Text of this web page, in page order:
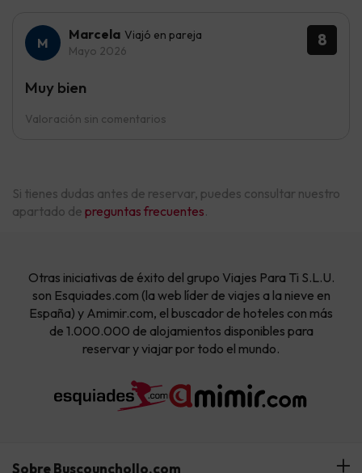
8
Marcela Viajó en pareja
Mayo 2026
Valoración sin comentarios
Muy bien
Si tienes dudas antes de reservar, puedes consultar nuestro
apartado de preguntas frecuentes.
Otras iniciativas de éxito del grupo Viajes Para Ti S.L.U.
son Esquiades.com (la web líder de viajes a la nieve en
España) y Amimir.com, el buscador de hoteles con más
de 1.000.000 de alojamientos disponibles para
reservar y viajar por todo el mundo.
Sobre Buscounchollo.com